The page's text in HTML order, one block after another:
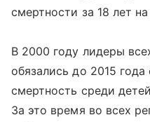
смертности за 18 лет на
В 2000 году лидеры
обязались до 2015
смертность среди
За это время во всех